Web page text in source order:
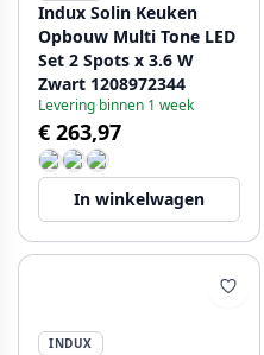
Indux Solin Keuken
Opbouw Multi Tone LED
Set 2 Spots x 3.6 W
Zwart 1208972344
Levering binnen 1 week
€ 263,97
In winkelwagen
INDUX